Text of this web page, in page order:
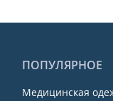
ПОПУЛЯРНОЕ
Медицинская